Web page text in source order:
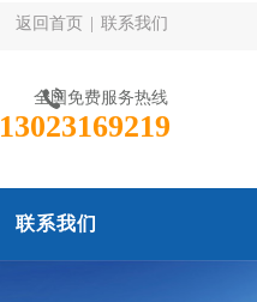
返回首页 联系我们
全国免费服务热线
13023169219
联系我们